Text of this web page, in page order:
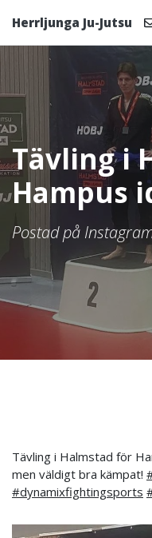
Herrljunga Ju-Jutsu
Tävling i
Hampus
Postad på
Tävling i Halmstad för
men väldigt bra kämpat!
#dynamixfightingsports